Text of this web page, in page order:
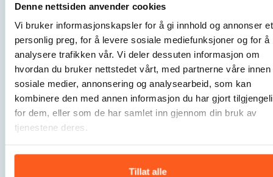
Denne nettsiden anvender cookies
Vi bruker informasjonskapsler for å gi innhold og annonser et
personlig preg, for å levere sosiale mediefunksjoner og for å
analysere trafikken vår. Vi deler dessuten informasjon om
hvordan du bruker nettstedet vårt, med partnerne våre innen
sosiale medier, annonsering og analysearbeid, som kan
kombinere den med annen informasjon du har gjort
for dem, eller som de har samlet inn gjennom din bruk av
tjenestene deres.
Tillat alle
5. Tilrettelegg for variert
innhold og flerbruk
Det er viktig å sørge for variert innhold med
tilstrekkelig funksjoner tilpasset alle, uavhengig av
kjønn, alder og ferdighetsnivå. God tilgang på
fysiske elementer med forskjellig underlag, bidrar
som oftest til økt bruk av uteområdene.